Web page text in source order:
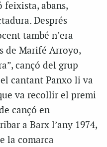
feixista, abans,
Després
també n’era
de Marifé Arroyo,
cançó del grup
cantant Panxo li va
va recollir el premi
cançó en
a Barx l’any 1974,
la comarca